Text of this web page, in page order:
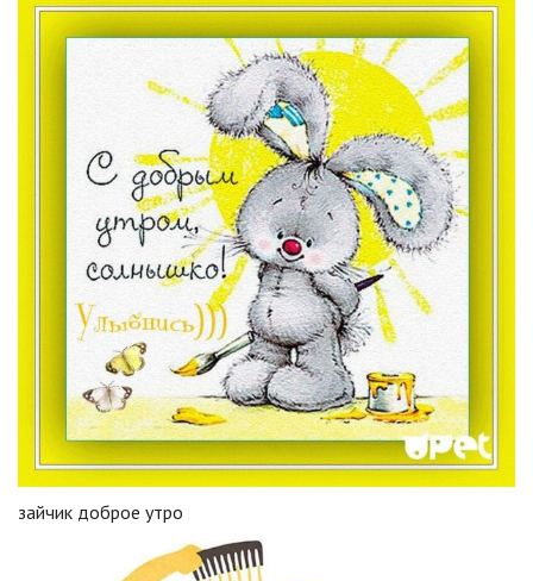
зайчик доброе утро